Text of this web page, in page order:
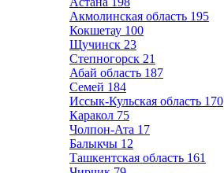
Акмолинская область 195
Кокшетау 100
Щучинск 23
Степногорск 21
Абай область 187
Семей 184
Иссык-Кульская область 170
Каракол 75
Чолпон-Ата 17
Балыкчы 12
Ташкентская область 161